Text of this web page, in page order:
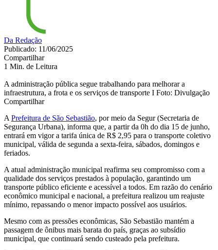
Da Redação
Publicado: 11/06/2025
Compartilhar
1 Min. de Leitura
A administração pública segue trabalhando para melhorar a
infraestrutura, a frota e os serviços de transporte I Foto: Divulgação
Compartilhar
A Prefeitura de São Sebastião, por meio da Segur (Secretaria de
Segurança Urbana), informa que, a partir da 0h do dia 15 de junho,
entrará em vigor a tarifa única de R$ 2,95 para o transporte coletivo
municipal, válida de segunda a sexta-feira, sábados, domingos e
feriados.
A atual administração municipal reafirma seu compromisso com a
qualidade dos serviços prestados à população, garantindo um
transporte público eficiente e acessível a todos. Em razão do cenário
econômico municipal e nacional, a prefeitura realizou um reajuste
mínimo, repassando o menor impacto possível aos usuários.
Mesmo com as pressões econômicas, São Sebastião mantém a
passagem de ônibus mais barata do país, graças ao subsídio
municipal, que continuará sendo custeado pela prefeitura.